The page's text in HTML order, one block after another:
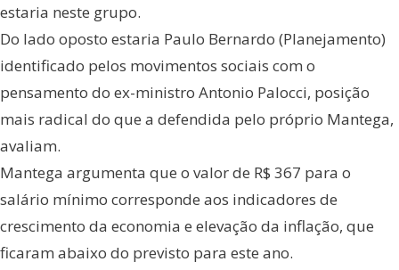
estaria neste grupo.
Do lado oposto estaria Paulo Bernardo (Planejamento)
identificado pelos movimentos sociais com o
pensamento do ex-ministro Antonio Palocci, posição
mais radical do que a defendida pelo próprio Mantega,
avaliam.
Mantega argumenta que o valor de R$ 367 para o
salário mínimo corresponde aos indicadores de
crescimento da economia e elevação da inflação, que
ficaram abaixo do previsto para este ano.